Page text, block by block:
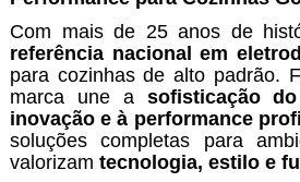
Com mais de 25 anos de
referência nacional em
para cozinhas de alto padrão.
marca une a sofisticação
inovação e à performance
soluções completas para
valorizam tecnologia, estilo e